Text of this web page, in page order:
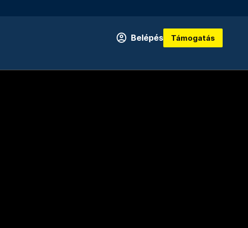
Belépés Támogatás